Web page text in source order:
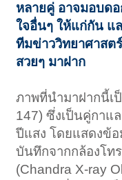
หลายคู่ อาจมอบด
ใจอื่นๆ ให้แก่กัน แ
ทีมข่าววิทยาศาสต
สวยๆ มาฝาก
ภาพที่นำมาฝากนี้เ
147) ซึ่งเป็นคู่กาแ
ปีแสง โดยแสดงข้
บันทึกจากกล้องโท
(Chandra X-ray